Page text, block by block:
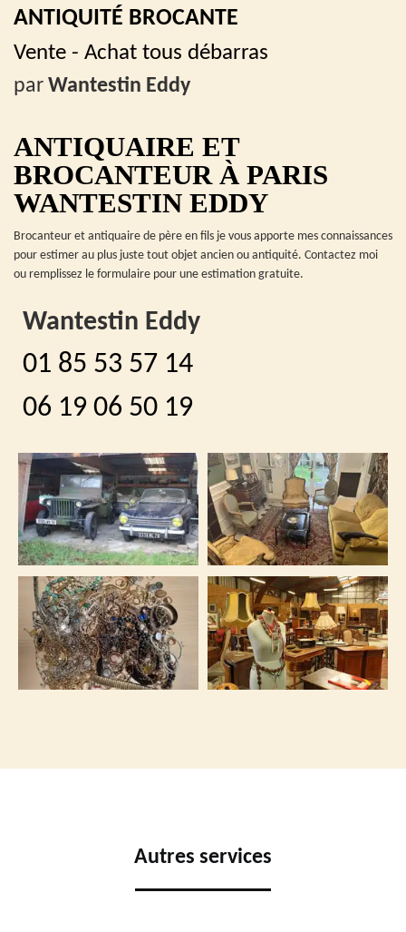
ANTIQUITÉ BROCANTE
Vente - Achat tous débarras
par Wantestin Eddy
ANTIQUAIRE ET
BROCANTEUR À PARIS
WANTESTIN EDDY
Brocanteur et antiquaire de père en fils je vous apporte mes connaissances
pour estimer au plus juste tout objet ancien ou antiquité. Contactez moi
ou remplissez le formulaire pour une estimation gratuite.
Wantestin Eddy
01 85 53 57 14
06 19 06 50 19
Autres services